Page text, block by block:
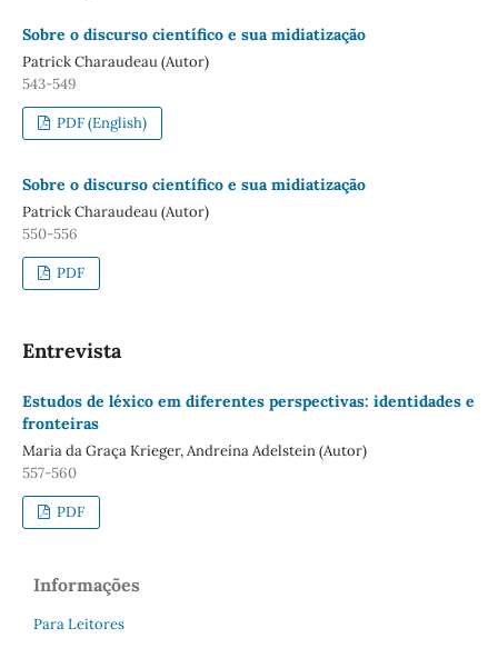
Sobre o discurso científico e sua midiatização
Patrick Charaudeau (Autor)
543-549
PDF (English)
Sobre o discurso científico e sua midiatização
Patrick Charaudeau (Autor)
550-556
PDF
Entrevista
Estudos de léxico em diferentes perspectivas: identidades e
fronteiras
Maria da Graça Krieger, Andreína Adelstein (Autor)
557-560
PDF
Informações
Para Leitores